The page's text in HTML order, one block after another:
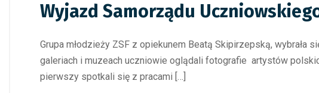
Wyjazd Samorządu
Grupa młodzieży ZSF z opiekunem Beatą Skipirzepską, wybrała
galeriach i muzeach uczniowie oglądali fotografie artystów
pierwszy spotkali się z pracami […]